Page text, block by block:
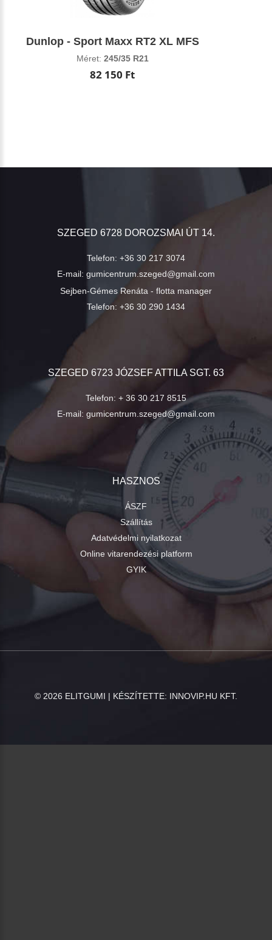
Dunlop - Sport Maxx RT2 XL MFS
Méret: 245/35 R21
82 150 Ft
SZEGED 6728 DOROZSMAI ÚT 14.
Telefon: +36 30 217 3074
E-mail: gumicentrum.szeged@gmail.com
Sejben-Gémes Renáta - flotta manager
Telefon: +36 30 290 1434
SZEGED 6723 JÓZSEF ATTILA SGT. 63
Telefon: + 36 30 217 8515
E-mail: gumicentrum.szeged@gmail.com
HASZNOS
ÁSZF
Szállítás
Adatvédelmi nyilatkozat
Online vitarendezési platform
GYIK
© 2026 ELITGUMI | KÉSZÍTETTE: INNOVIP.HU KFT.